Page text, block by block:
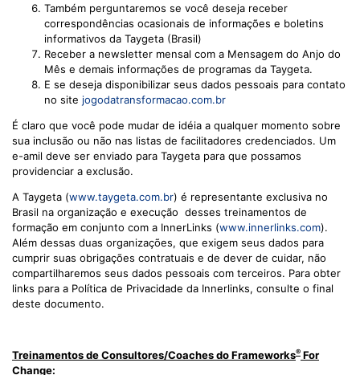
Também perguntaremos se você deseja receber
correspondências ocasionais de informações e boletins
informativos da Taygeta (Brasil)
Receber a newsletter mensal com a Mensagem do Anjo do
Mês e demais informações de programas da Taygeta.
E se deseja disponibilizar seus dados pessoais para contato
no site jogodatransformacao.com.br
É claro que você pode mudar de idéia a qualquer momento sobre
sua inclusão ou não nas listas de facilitadores credenciados. Um
e-amil deve ser enviado para Taygeta para que possamos
providenciar a exclusão.
A Taygeta (www.taygeta.com.br) é representante exclusiva no
Brasil na organização e execução desses treinamentos de
formação em conjunto com a InnerLinks (www.innerlinks.com).
Além dessas duas organizações, que exigem seus dados para
cumprir suas obrigações contratuais e de dever de cuidar, não
compartilharemos seus dados pessoais com terceiros. Para obter
links para a Política de Privacidade da Innerlinks, consulte o final
deste documento.
Treinamentos de Consultores/Coaches doFrameworks® For
Change: